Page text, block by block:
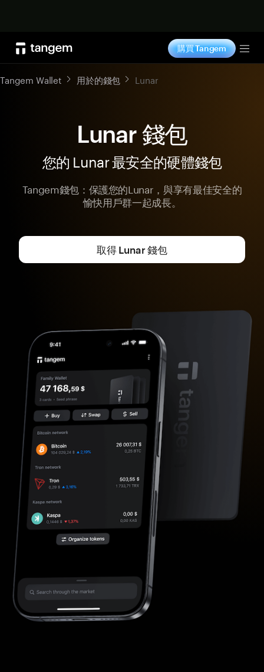
購買 Tangem
Tangem Wallet 用於的錢包 Lunar
Lunar 錢包
您的 Lunar 最安全的硬體錢包
Tangem錢包：保護您的Lunar，與享有最佳安全的
愉快用戶群一起成長。
取得 Lunar 錢包